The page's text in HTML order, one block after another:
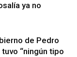
ya no
de Pedro
“ningún tipo